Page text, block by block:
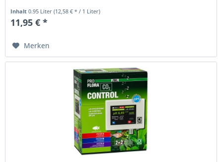
Inhalt0.95 Liter(12,58 € * / 1 Liter)
11,95 € *
Merken